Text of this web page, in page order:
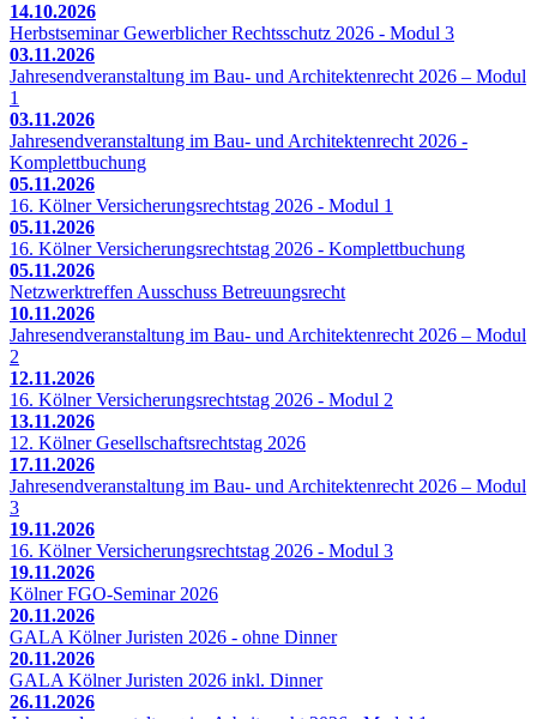
14.10.2026
Herbstseminar Gewerblicher Rechtsschutz 2026 - Modul 3
03.11.2026
Jahresendveranstaltung im Bau- und Architektenrecht 2026 – Modul
1
03.11.2026
Jahresendveranstaltung im Bau- und Architektenrecht 2026 -
Komplettbuchung
05.11.2026
16. Kölner Versicherungsrechtstag 2026 - Modul 1
05.11.2026
16. Kölner Versicherungsrechtstag 2026 - Komplettbuchung
05.11.2026
Netzwerktreffen Ausschuss Betreuungsrecht
10.11.2026
Jahresendveranstaltung im Bau- und Architektenrecht 2026 – Modul
2
12.11.2026
16. Kölner Versicherungsrechtstag 2026 - Modul 2
13.11.2026
12. Kölner Gesellschaftsrechtstag 2026
17.11.2026
Jahresendveranstaltung im Bau- und Architektenrecht 2026 – Modul
3
19.11.2026
16. Kölner Versicherungsrechtstag 2026 - Modul 3
19.11.2026
Kölner FGO-Seminar 2026
20.11.2026
GALA Kölner Juristen 2026 - ohne Dinner
20.11.2026
GALA Kölner Juristen 2026 inkl. Dinner
26.11.2026